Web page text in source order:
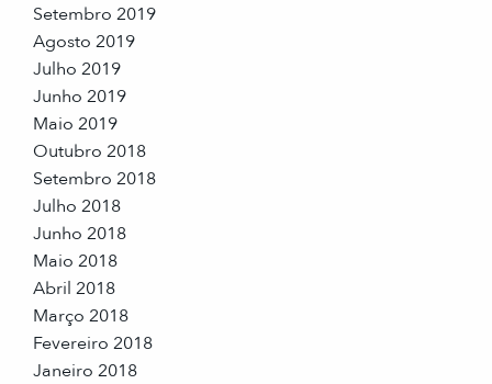
Setembro 2019
Agosto 2019
Julho 2019
Junho 2019
Maio 2019
Outubro 2018
Setembro 2018
Julho 2018
Junho 2018
Maio 2018
Abril 2018
Março 2018
Fevereiro 2018
Janeiro 2018